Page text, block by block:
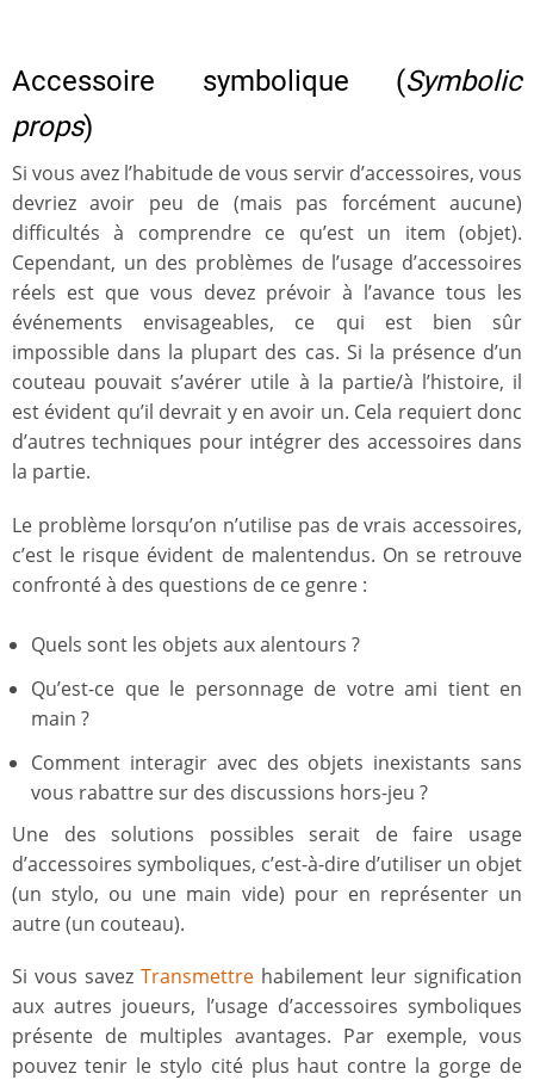
Accessoire symbolique (Symbolic
props)
Si vous avez l’habitude de vous servir d’accessoires, vous
devriez avoir peu de (mais pas forcément aucune)
difficultés à comprendre ce qu’est un item (objet).
Cependant, un des problèmes de l’usage d’accessoires
réels est que vous devez prévoir à l’avance tous les
événements envisageables, ce qui est bien sûr
impossible dans la plupart des cas. Si la présence d’un
couteau pouvait s’avérer utile à la partie/à l’histoire, il
est évident qu’il devrait y en avoir un. Cela requiert donc
d’autres techniques pour intégrer des accessoires dans
la partie.
Le problème lorsqu’on n’utilise pas de vrais accessoires,
c’est le risque évident de malentendus. On se retrouve
confronté à des questions de ce genre :
Quels sont les objets aux alentours ?
Qu’est-ce que le personnage de votre ami tient en
main ?
Comment interagir avec des objets inexistants sans
vous rabattre sur des discussions hors-jeu ?
Une des solutions possibles serait de faire usage
d’accessoires symboliques, c’est-à-dire d’utiliser un objet
(un stylo, ou une main vide) pour en représenter un
autre (un couteau).
Si vous savez Transmettre habilement leur signification
aux autres joueurs, l’usage d’accessoires symboliques
présente de multiples avantages. Par exemple, vous
pouvez tenir le stylo cité plus haut contre la gorge de